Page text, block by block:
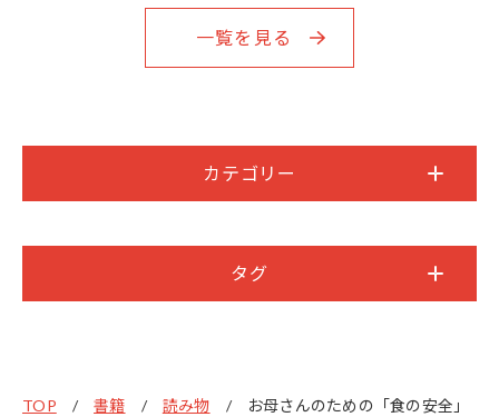
一覧を見る
カテゴリー
タグ
TOP 書籍 読み物
お母さんのための「食の安全」